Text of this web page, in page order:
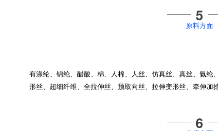
5
原料方面
有涤纶、锦纶、醋酸、棉、人棉、人丝、仿真丝、真丝、氨
形丝、超细纤维、全拉伸丝、预取向丝、拉伸变形丝、牵伸加
6